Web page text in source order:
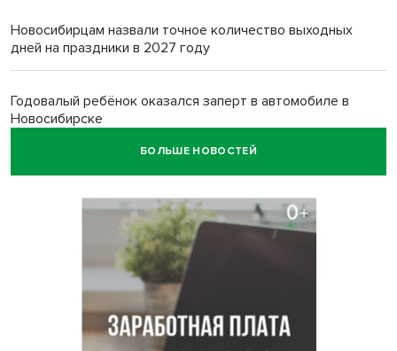
Новосибирцам назвали точное количество выходных
дней на праздники в 2027 году
Годовалый ребёнок оказался заперт в автомобиле в
Новосибирске
БОЛЬШЕ НОВОСТЕЙ